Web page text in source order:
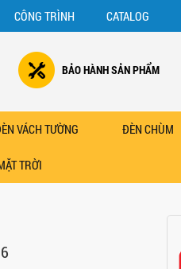
BẢO HÀNH SẢN PHẨM
CÔNG TRÌNH CATALOG
VÁCH TƯỜNG ĐÈN CHÙM
TRỜI